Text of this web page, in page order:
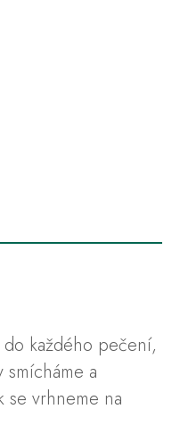
každého pečení,
a
se vrhneme na